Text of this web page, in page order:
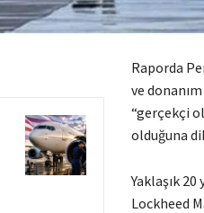
Raporda
ve
“gerçekçi
olduğuna
Yaklaşık
Lockheed